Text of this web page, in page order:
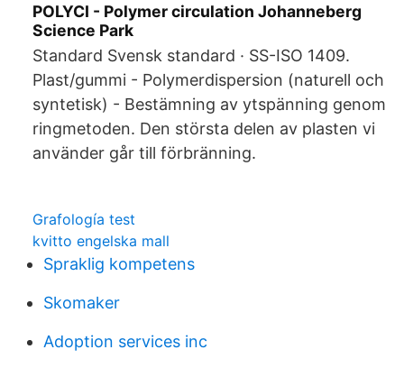
POLYCI - Polymer circulation Johanneberg
Science Park
Standard Svensk standard · SS-ISO 1409.
Plast/gummi - Polymerdispersion (naturell och
syntetisk) - Bestämning av ytspänning genom
ringmetoden. Den största delen av plasten vi
använder går till förbränning.
Grafología test
kvitto engelska mall
Spraklig kompetens
Skomaker
Adoption services inc